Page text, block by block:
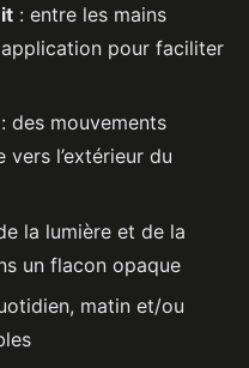
: entre les mains
pour faciliter
: des mouvements
l’extérieur du
la lumière et de la
un flacon opaque
matin et/ou